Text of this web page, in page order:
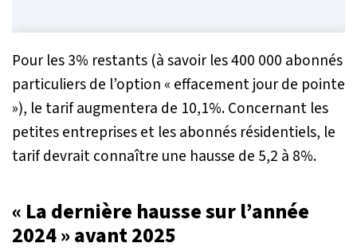
Pour les 3% restants (à savoir les 400 000 abonnés
particuliers de l’option « effacement jour de pointe
»), le tarif augmentera de 10,1%. Concernant les
petites entreprises et les abonnés résidentiels, le
tarif devrait connaître une hausse de 5,2 à 8%.
« La dernière hausse sur l’année
2024 » avant 2025